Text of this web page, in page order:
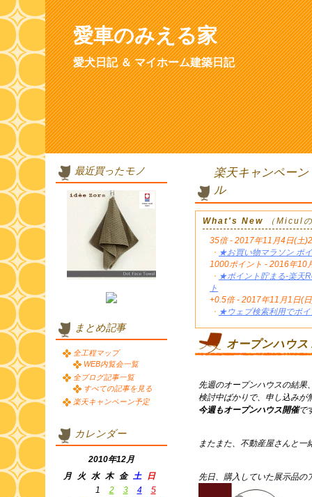
愛車のみえる家
愛犬日記 ＆ マイホーム建築日記
楽天キャンペー
ル
What's New （Micul
35倍 - 2017年11月4日(土
・ ★お買い物マラソン ポ
1000ポイント - 2016年10
・ ★ポイント貯まる-楽天
ト
+0.5倍 - 2017年11月1日(
・ ★ウェブ検索利用でポ
オープンハウス
先週のオープンハウスの結果
検討中ばかりで、申し込みが
今週もオープンハウス開催で
またまた、不動産屋さんと一
先日、購入していた展示品の
最近買ったモノ
まとめ記事
全工程マップ
WEB内覧会一覧
全ブログ記事一覧
すべての記事を見る
楽天キャンペーン予定
カレンダー
2010年12月
月
火 水 木 金 土 日
1 2 3 4
5